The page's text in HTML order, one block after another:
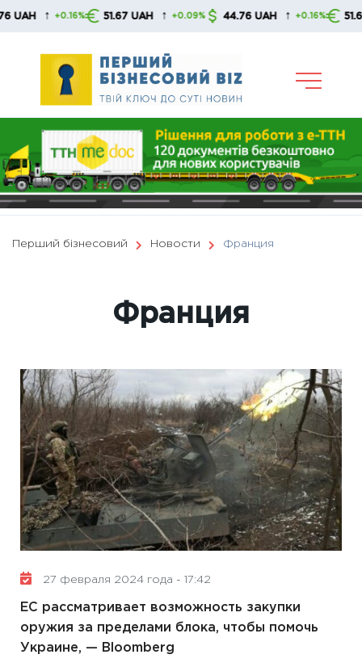
Skip
51.67 UAH ↑ +0.09% 44.76 UAH ↑ +0.16% 51.67 UAH ↑
Перший бізнесовий Новости Франция
Франция
27 февраля 2024 года - 17:42
ЕС рассматривает возможность закупки
оружия за пределами блока, чтобы помочь
Украине, — Bloomberg